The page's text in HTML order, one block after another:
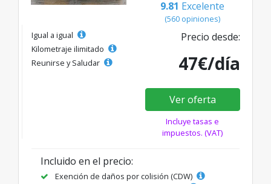
9.81 Excelente
(560 opiniones)
Igual a igual
Kilometraje ilimitado
Reunirse y Saludar
Precio desde:
47€/día
Ver oferta
Incluye tasas e
impuestos. (VAT)
Incluido en el precio:
Exención de daños por colisión (CDW)